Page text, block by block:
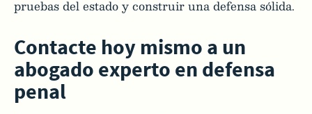
pruebas del estado y construir una defensa sólida.
Contacte hoy mismo a un
abogado experto en defensa
penal